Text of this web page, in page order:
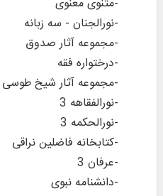
-مثنوی معنوی
-نورالجنان - سه زبانه
-مجموعه آثار صدوق
-درختواره فقه
-مجموعه آثار شیخ طوسی
-نورالفقاهه 3
-نورالحکمه 3
-کتابخانه فاضلین نراقی
-عرفان 3
-دانشنامه نبوی